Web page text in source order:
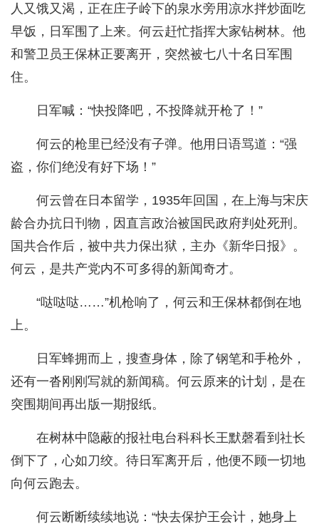
人又饿又渴，正在庄子岭下的泉水旁用凉水拌炒面吃
早饭，日军围了上来。何云赶忙指挥大家钻树林。他
和警卫员王保林正要离开，突然被七八十名日军围
住。
日军喊：“快投降吧，不投降就开枪了！”
何云的枪里已经没有子弹。他用日语骂道：“强
盗，你们绝没有好下场！”
何云曾在日本留学，1935年回国，在上海与宋庆
龄合办抗日刊物，因直言政治被国民政府判处死刑。
国共合作后，被中共力保出狱，主办《新华日报》。
何云，是共产党内不可多得的新闻奇才。
“哒哒哒……”机枪响了，何云和王保林都倒在地
上。
日军蜂拥而上，搜查身体，除了钢笔和手枪外，
还有一沓刚刚写就的新闻稿。何云原来的计划，是在
突围期间再出版一期报纸。
在树林中隐蔽的报社电台科科长王默磬看到社长
倒下了，心如刀绞。待日军离开后，他便不顾一切地
向何云跑去。
何云断断续续地说：“快去保护王会计，她身上